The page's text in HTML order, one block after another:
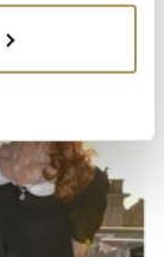
Lage
genau sein
identifizieren
Daten
im